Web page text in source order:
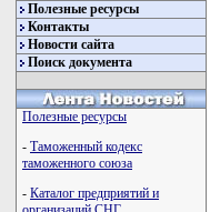
Полезные ресурсы
Контакты
Новости сайта
Поиск документа
Полезные ресурсы
- Таможенный кодекс
таможенного союза
- Каталог предприятий и